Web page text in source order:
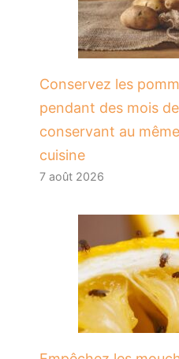
Conservez les
pendant des mois
conservant au
cuisine
7 août 2026